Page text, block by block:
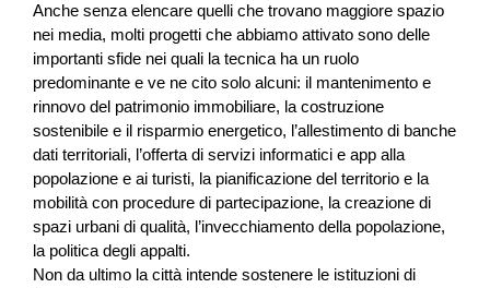
Anche senza elencare quelli che trovano maggiore spazio
nei media, molti progetti che abbiamo attivato sono delle
importanti sfide nei quali la tecnica ha un ruolo
predominante e ve ne cito solo alcuni: il mantenimento e
rinnovo del patrimonio immobiliare, la costruzione
sostenibile e il risparmio energetico, l’allestimento di banche
dati territoriali, l’offerta di servizi informatici e app alla
popolazione e ai turisti, la pianificazione del territorio e la
mobilità con procedure di partecipazione, la creazione di
spazi urbani di qualità, l’invecchiamento della popolazione,
la politica degli appalti.
Non da ultimo la città intende sostenere le istituzioni di